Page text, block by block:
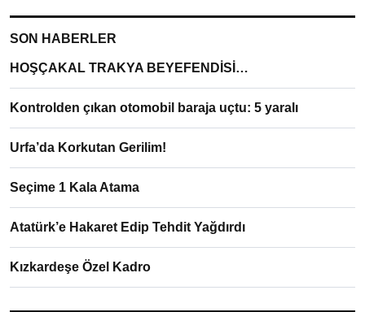
SON HABERLER
HOŞÇAKAL TRAKYA BEYEFENDİSİ…
Kontrolden çıkan otomobil baraja uçtu: 5 yaralı
Urfa’da Korkutan Gerilim!
Seçime 1 Kala Atama
Atatürk’e Hakaret Edip Tehdit Yağdırdı
Kızkardeşe Özel Kadro